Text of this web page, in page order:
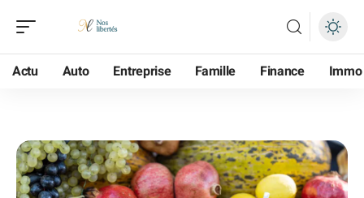
Actu Auto Entreprise Famille Finance Immo